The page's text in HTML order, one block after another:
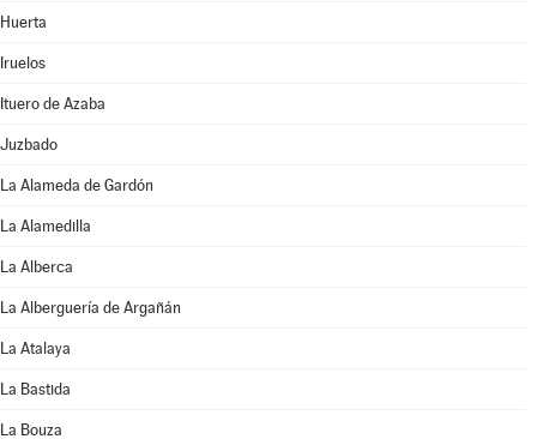
Huerta
Iruelos
Ituero de Azaba
Juzbado
La Alameda de Gardón
La Alamedilla
La Alberca
La Alberguería de Argañán
La Atalaya
La Bastida
La Bouza